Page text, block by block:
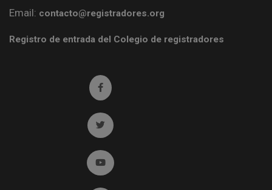
Email: contacto@registradores.org
Registro de entrada del Colegio de registradores
Ir a facebook (abre en ventana nueva)
Ir a twitter (abre en ventana nueva)
Ir a YouTube (abre en ventana nueva)